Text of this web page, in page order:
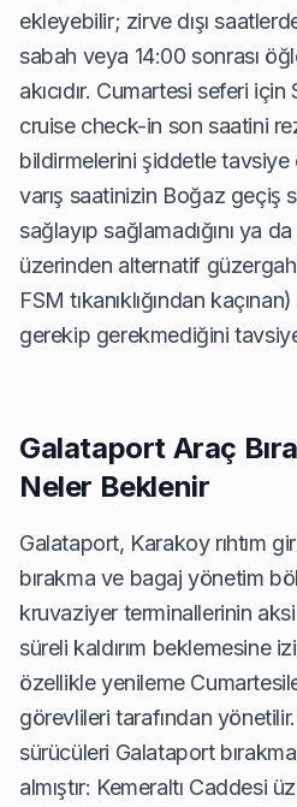
ekleyebilir; zirve dışı
sabah veya 14:00 sonrası
akıcıdır. Cumartesi seferi
cruise check-in son saatini
bildirmelerini şiddetle
varış saatinizin Boğaz geçiş
sağlayıp sağlamadığını ya
üzerinden alternatif
FSM tıkanıklığından
gerekip gerekmediğini
Galataport Araç
Neler Beklenir
Galataport, Karakoy rıhtım
bırakma ve bagaj yönetim
kruvaziyer terminallerinin
süreli kaldırım beklemesine
özellikle yenileme
görevlileri tarafından
sürücüleri Galataport bırakma
almıştır: Kemeraltı Caddesi